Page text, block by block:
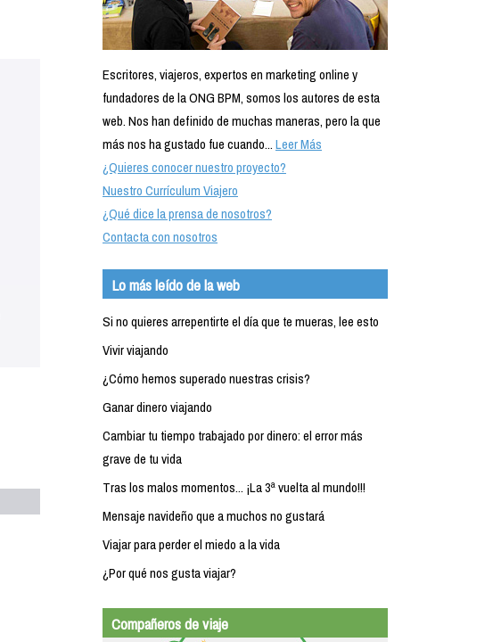
Escritores, viajeros, expertos en marketing online y
fundadores de la ONG BPM, somos los autores de esta
web. Nos han definido de muchas maneras, pero la que
más nos ha gustado fue cuando...Leer Más
¿Quieres conocer nuestro proyecto?
Nuestro Currículum Viajero
¿Qué dice la prensa de nosotros?
Contacta con nosotros
Lo más leído de la web
Si no quieres arrepentirte el día que te mueras, lee esto
Vivir viajando
¿Cómo hemos superado nuestras crisis?
Ganar dinero viajando
Cambiar tu tiempo trabajado por dinero: el error más
grave de tu vida
Tras los malos momentos... ¡La 3ª vuelta al mundo!!!
Mensaje navideño que a muchos no gustará
Viajar para perder el miedo a la vida
¿Por qué nos gusta viajar?
Compañeros de viaje